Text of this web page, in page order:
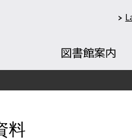
図書館案内
料